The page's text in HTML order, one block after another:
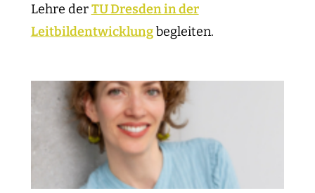
Lehre derTU Dresden in der
Leitbildentwicklungbegleiten.